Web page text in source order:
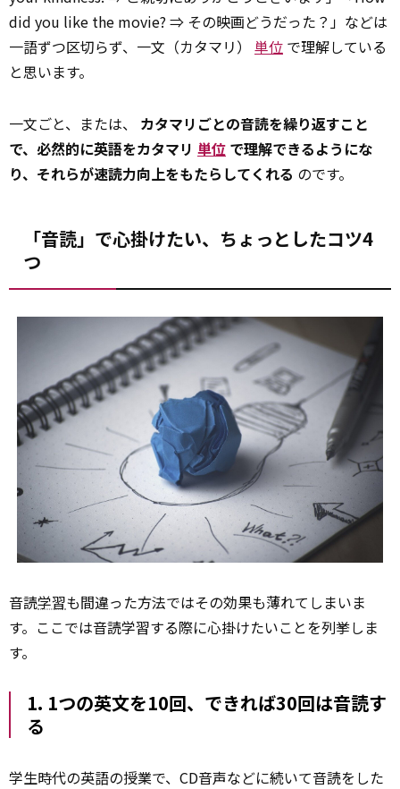
did you like the movie? ⇒ その映画どうだった？」などは
一語ずつ区切らず、一文（カタマリ） 単位 で理解している
と思います。
一文ごと、または、 カタマリごとの音読を繰り返すこと
で、必然的に英語をカタマリ 単位 で理解できるようにな
り、それらが速読力向上をもたらしてくれる のです。
「音読」で心掛けたい、ちょっとしたコツ4
つ
音読学習も間違った方法ではその効果も薄れてしまいま
す。ここでは音読学習する際に心掛けたいことを列挙しま
す。
1. 1つの英文を10回、できれば30回は音読す
る
学生時代の英語の授業で、CD音声などに続いて音読をした